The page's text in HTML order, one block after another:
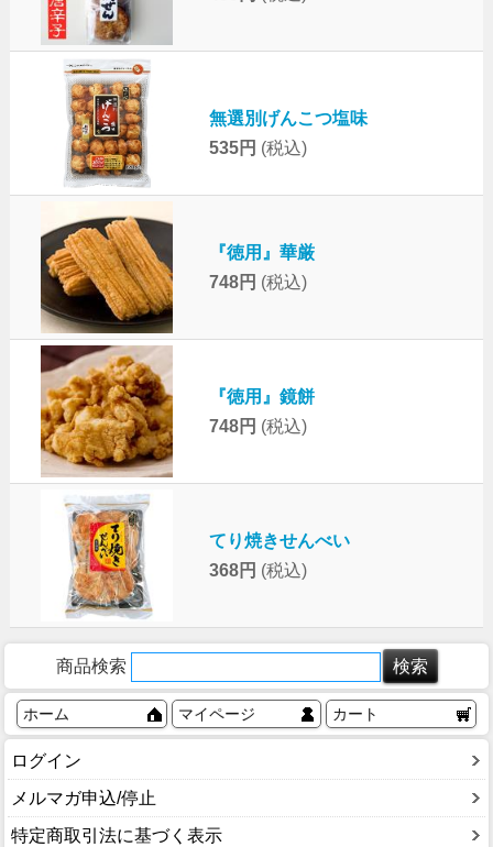
無選別げんこつ塩味
535円 (税込)
『徳用』華厳
748円 (税込)
『徳用』鏡餅
748円 (税込)
てり焼きせんべい
368円 (税込)
商品検索
ホーム マイページ カート
ログイン
メルマガ申込/停止
特定商取引法に基づく表示